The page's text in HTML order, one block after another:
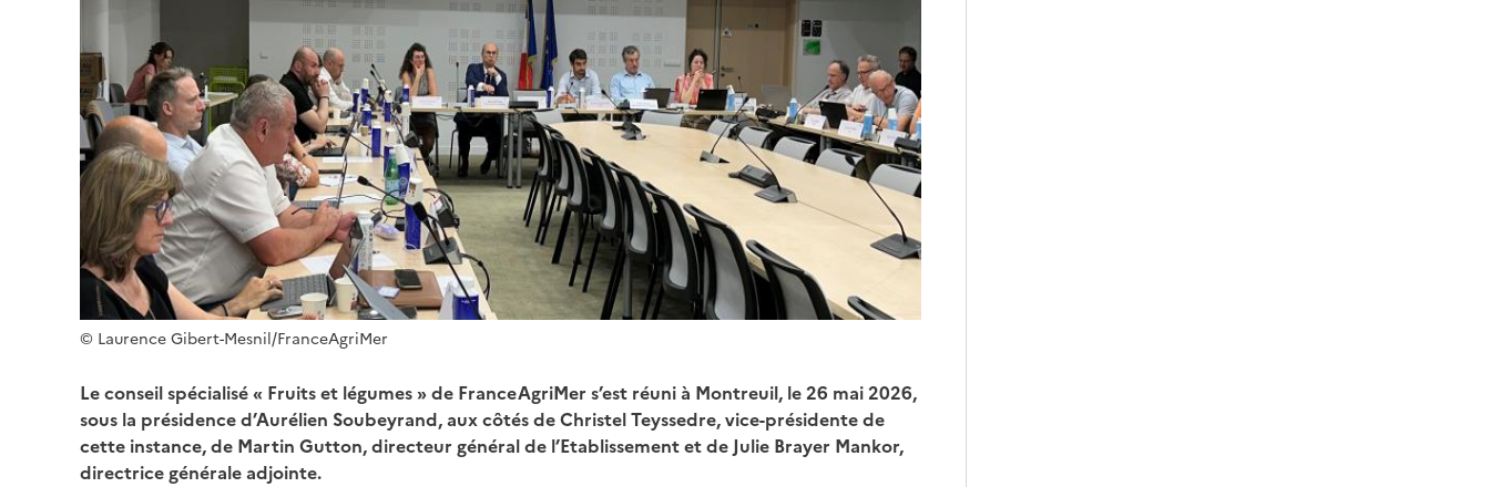
© Laurence Gibert-Mesnil/FranceAgriMer
Le conseil spécialisé « Fruits et légumes » de FranceAgriMer s’est réuni à Montreuil, le 26 mai 2026,
sous la présidence d’Aurélien Soubeyrand, aux côtés de Christel Teyssedre, vice-présidente de
cette instance, de Martin Gutton, directeur général de l’Etablissement et de Julie Brayer Mankor,
directrice générale adjointe.